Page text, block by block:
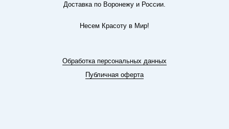
Доставка по Воронежу и России.
Несем Красоту в Мир!
Обработка персональных данных
Публичная оферта